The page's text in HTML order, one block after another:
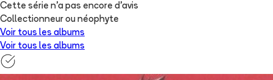
Cette série n'a pas encore d'avis
Collectionneur ou néophyte
Voir tous les albums
Voir tous les albums